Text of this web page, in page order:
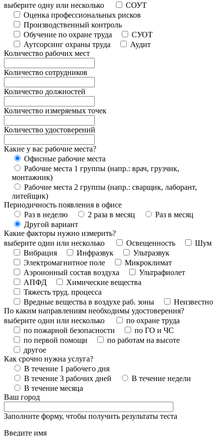
выберите одну или несколько
СОУТ
Оценка профессиональных рисков
Производственный контроль
Обучение по охране труда
СУОТ
Аутсорсинг охраны труда
Аудит
Количество рабочих мест
Количество сотрудников
Количество должностей
Количество измеряемых точек
Количество удостоверений
Какие у вас рабочие места?
Офисные рабочие места
Рабочие места 1 группы (напр.: врач, грузчик,
монтажник)
Рабочие места 2 группы (напр.: сварщик, лаборант,
литейщик)
Периодичность появления в офисе
Раз в неделю
2 раза в месяц
Раз в месяц
Другой вариант
Какие факторы нужно измерить?
выберите один или несколько
Освещенность
Шум
Вибрация
Инфразвук
Ультразвук
Электромагнитное поле
Микроклимат
Аэроионный состав воздуха
Ультрафиолет
АПФД
Химические вещества
Тяжесть труд. процесса
Вредные вещества в воздухе раб. зоны
Неизвестно
По каким направлениям необходимы удостоверения?
выберите один или несколько
по охране труда
по пожарной безопасности
по ГО и ЧС
по первой помощи
по работам на высоте
другое
Как срочно нужна услуга?
В течение 1 рабочего дня
В течение 3 рабочих дней
В течение недели
В течение месяца
Ваш город
Заполните форму, чтобы получить результаты теста
Введите имя